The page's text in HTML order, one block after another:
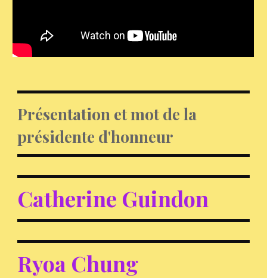
Présentation et mot de la
présidente d'honneur
Catherine Guindon
Ryoa Chung